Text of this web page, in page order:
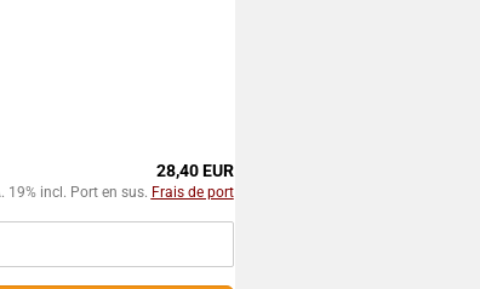
28,40 EUR
19% incl. Port en sus. Frais de port